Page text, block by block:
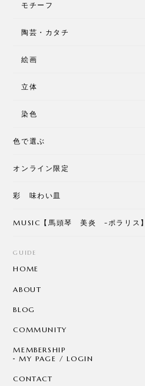
モチーフ
陶芸・カタチ
絵画
立体
染色
色で選ぶ
オンライン限定
彩 味わい皿
MUSIC【馬頭琴 美炎 -ポラリス】
GUIDE
HOME
ABOUT
BLOG
COMMUNITY
MEMBERSHIP
MY PAGE / LOGIN
CONTACT